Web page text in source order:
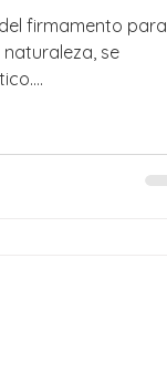
firmamento para
naturaleza, se